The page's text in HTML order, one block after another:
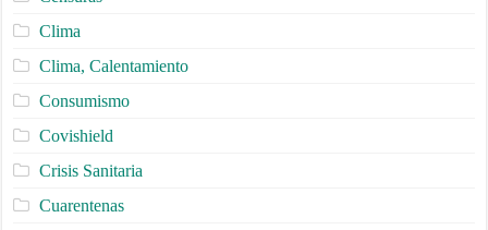
Clima
Clima, Calentamiento
Consumismo
Covishield
Crisis Sanitaria
Cuarentenas